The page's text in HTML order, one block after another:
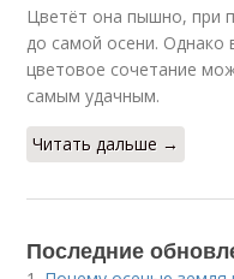
Цветёт она пышно, при
до самой осени. Однако
цветовое сочетание
самым удачным.
Читать дальше →
Последние